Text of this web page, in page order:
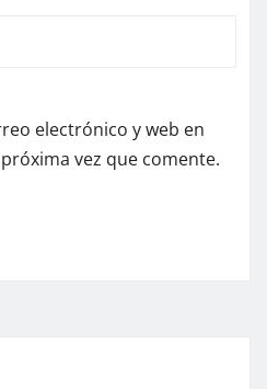
electrónico y web en
vez que comente.